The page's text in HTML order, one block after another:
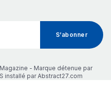
S’abonner
- Marque détenue par
installé parAbstract27.com